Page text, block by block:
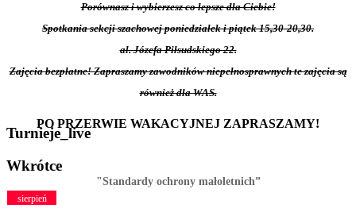
Porównasz i wybierzesz co lepsze dla Ciebie!
Spotkania sekcji szachowej poniedziałek i piątek 15,30-20,30.
al. Józefa Piłsudskiego 22.
Zajęcia bezpłatne! Zapraszamy zawodników niepełnosprawnych te zajęcia są
również dla WAS.
PO PRZERWIE WAKACYJNEJ ZAPRASZAMY!
"Standardy ochrony małoletnich”
Turnieje_live
Wkrótce
sierpień